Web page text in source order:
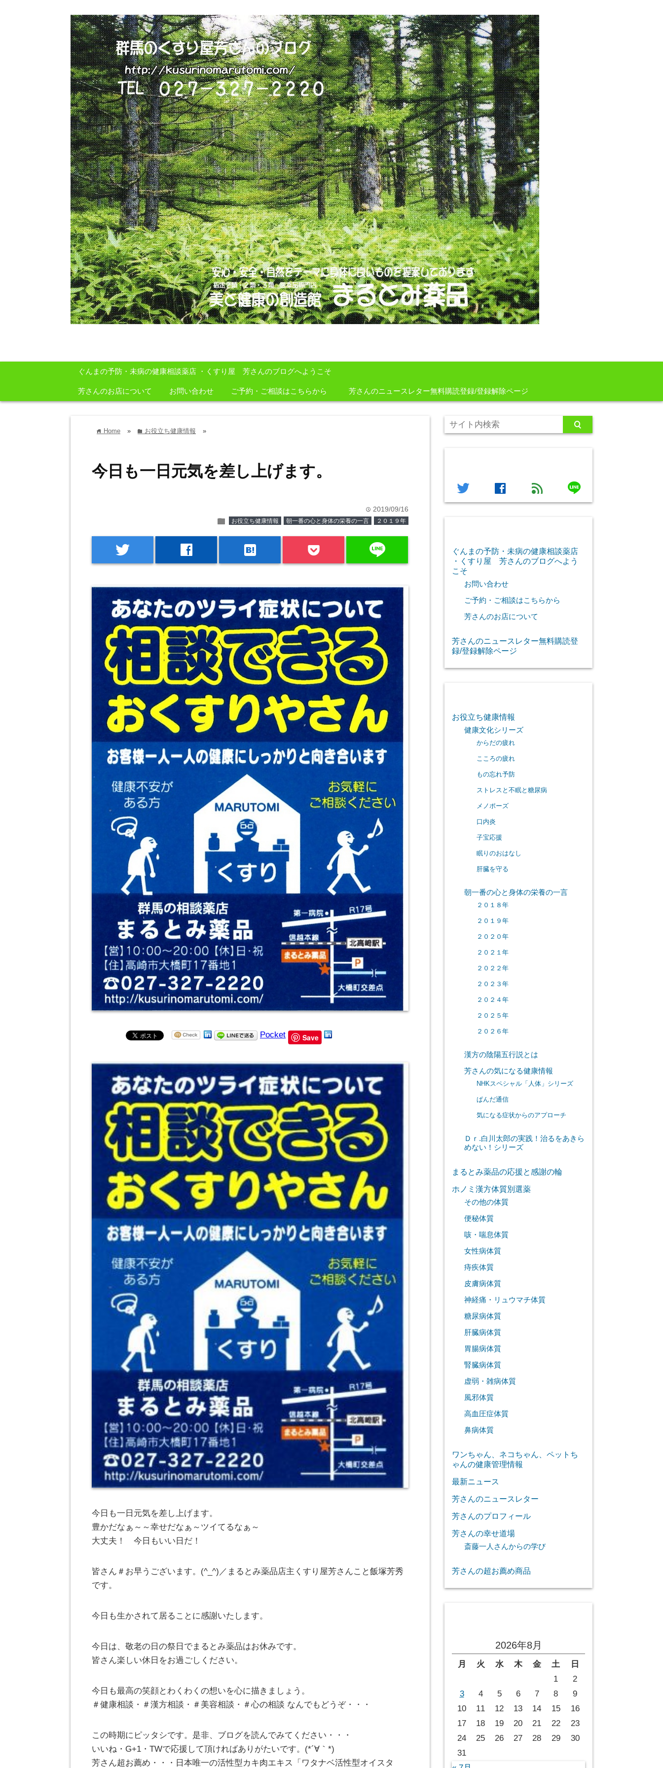
ぐんまの予防・未病の健康相談薬店 ・くすり屋 芳さんのブログへようこそ
芳さんのお店について お問い合わせ ご予約・ご相談はこちらから 芳さんのニュースレター無料購読登録/登録解除ページ
home Home » folder お役立ち健康情報 »
今日も一日元気を差し上げます。
time 2019/09/16
folder お役立ち健康情報 朝一番の心と身体の栄養の一言 ２０１９年
twitter facebook hatenabookmark line
Pocket Save
今日も一日元気を差し上げます。
豊かだなぁ～～幸せだなぁ～ツイてるなぁ～
大丈夫！ 今日もいい日だ！
皆さん＃お早うございます。(^_^)／まるとみ薬品店主くすり屋芳さんこと飯塚芳秀
です。
今日も生かされて居ることに感謝いたします。
今日は、敬老の日の祭日でまるとみ薬品はお休みです。
皆さん楽しい休日をお過ごしください。
今日も最高の笑顔とわくわくの想いを心に描きましょう。
＃健康相談・＃漢方相談・＃美容相談・＃心の相談 なんでもどうぞ・・・
この時期にピッタシです。是非、ブログを読んでみてください・・・
いいね・G+1・TWで応援して頂ければありがたいです。(*´∀｀*)
芳さん超お薦め・・・日本唯一の活性型カキ肉エキス「ワタナベ活性型オイスタ
twitter facebook feed line
ぐんまの予防・未病の健康相談薬店
・くすり屋 芳さんのブログへよう
こそ
お問い合わせ
ご予約・ご相談はこちらから
芳さんのお店について
芳さんのニュースレター無料購読登
録/登録解除ページ
お役立ち健康情報
健康文化シリーズ
からだの疲れ
こころの疲れ
もの忘れ予防
ストレスと不眠と糖尿病
メノポーズ
口内炎
子宝応援
眠りのおはなし
肝臓を守る
朝一番の心と身体の栄養の一言
２０１８年
２０１９年
２０２０年
２０２１年
２０２２年
２０２３年
２０２４年
２０２５年
２０２６年
漢方の陰陽五行説とは
芳さんの気になる健康情報
NHKスペシャル「人体」シリーズ
ぱんだ通信
気になる症状からのアプローチ
Ｄｒ.白川太郎の実践！治るをあきら
めない！シリーズ
まるとみ薬品の応援と感謝の輪
ホノミ漢方体質別選薬
その他の体質
便秘体質
咳・喘息体質
女性病体質
痔疾体質
皮膚病体質
神経痛・リュウマチ体質
糖尿病体質
肝臓病体質
胃腸病体質
腎臓病体質
虚弱・雑病体質
風邪体質
高血圧症体質
鼻病体質
ワンちゃん、ネコちゃん、ペットち
ゃんの健康管理情報
最新ニュース
芳さんのニュースレター
芳さんのプロフィール
芳さんの幸せ道場
斎藤一人さんからの学び
芳さんの超お薦め商品
2026年8月
月 火 水 木 金 土
日
1
2
3
4 5 6 7 8
9
10
11 12 13 14 15
16
17
18 19 20 21 22
23
24
25 26 27 28 29
30
31